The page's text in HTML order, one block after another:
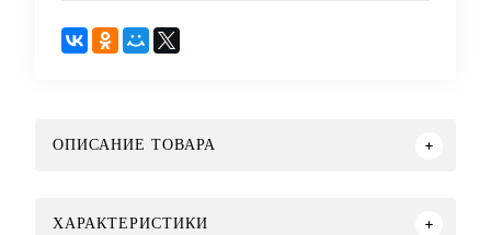
ОПИСАНИЕ ТОВАРА
ХАРАКТЕРИСТИКИ